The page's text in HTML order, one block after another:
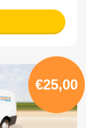
€25,00